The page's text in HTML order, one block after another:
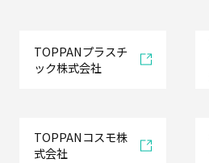
TOPPANプラスチ
ック株式会社
TOPPANコスモ株
式会社